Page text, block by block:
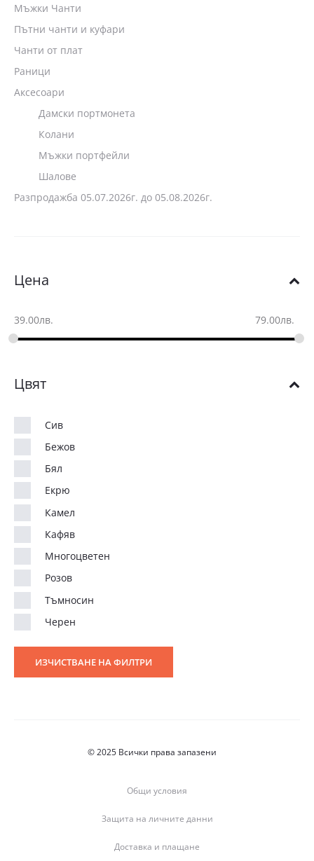
Мъжки Чанти
Пътни чанти и куфари
Чанти от плат
Раници
Аксесоари
Дамски портмонета
Колани
Мъжки портфейли
Шалове
Разпродажба 05.07.2026г. до 05.08.2026г.
Цена
39.00лв. 79.00лв.
Цвят
Сив
Бежов
Бял
Екрю
Камел
Кафяв
Многоцветен
Розов
Тъмносин
Черен
ИЗЧИСТВАНЕ НА ФИЛТРИ
© 2025 Всички права запазени
Общи условия
Защита на личните данни
Доставка и плащане